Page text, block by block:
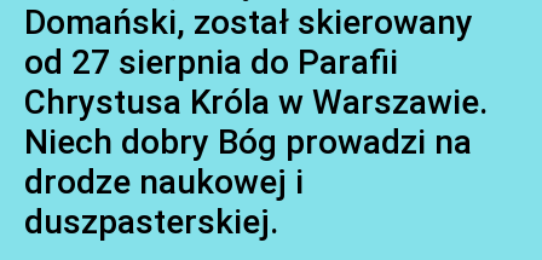
Domański, został skierowany
od 27 sierpnia do Parafii
Chrystusa Króla w Warszawie.
Niech dobry Bóg prowadzi na
drodze naukowej i
duszpasterskiej.
AKTUALNOŚCI